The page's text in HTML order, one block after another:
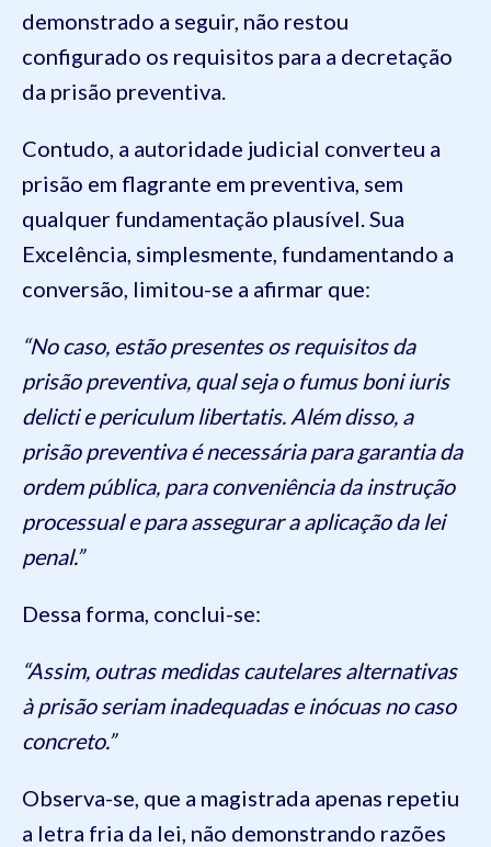
demonstrado a seguir, não restou
configurado os requisitos para a decretação
da prisão preventiva.
Contudo, a autoridade judicial converteu a
prisão em flagrante em preventiva, sem
qualquer fundamentação plausível. Sua
Excelência, simplesmente, fundamentando a
conversão, limitou-se a afirmar que:
“No caso, estão presentes os requisitos da
prisão preventiva, qual seja o fumus boni iuris
delicti e periculum libertatis. Além disso, a
prisão preventiva é necessária para garantia da
ordem pública, para conveniência da instrução
processual e para assegurar a aplicação da lei
penal.”
Dessa forma, conclui-se:
“Assim, outras medidas cautelares alternativas
à prisão seriam inadequadas e inócuas no caso
concreto.”
Observa-se, que a magistrada apenas repetiu
a letra fria da lei, não demonstrando razões